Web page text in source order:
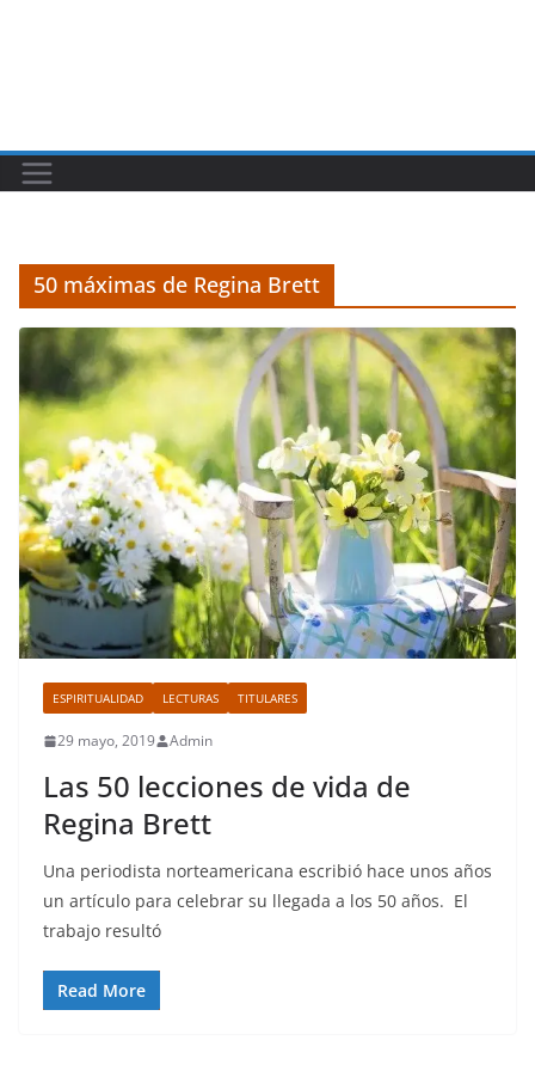
50 máximas de Regina Brett
ESPIRITUALIDAD LECTURAS TITULARES
29 mayo, 2019 Admin
Las 50 lecciones de vida de
Regina Brett
Una periodista norteamericana escribió hace unos años
un artículo para celebrar su llegada a los 50 años. El
trabajo resultó
Read More